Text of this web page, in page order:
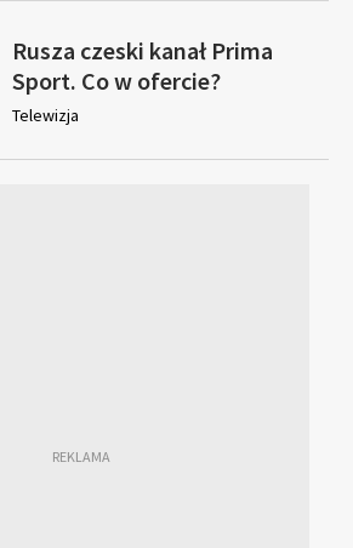
Rusza czeski kanał Prima
Sport. Co w ofercie?
Telewizja